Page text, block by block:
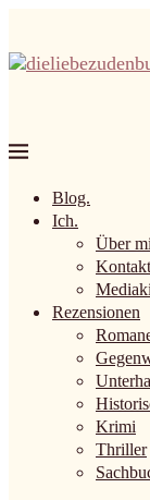
Blog.
Ich.
Über
Rezensionen
Krimi
Thriller